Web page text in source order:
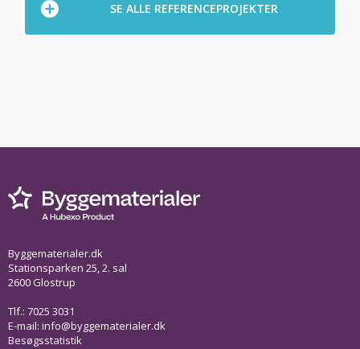
SE ALLE REFERENCEPROJEKTER
Byggematerialer.dk
Stationsparken 25, 2. sal
2600 Glostrup
Tlf.: 7025 3031
E-mail: info@byggematerialer.dk
Besøgsstatistik